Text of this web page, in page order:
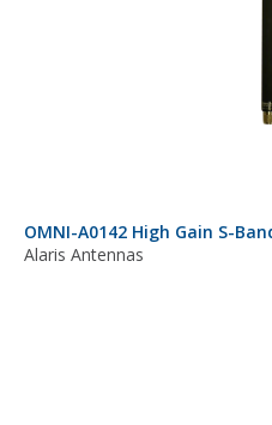
OMNI-A0142 High Gain S-
Alaris Antennas